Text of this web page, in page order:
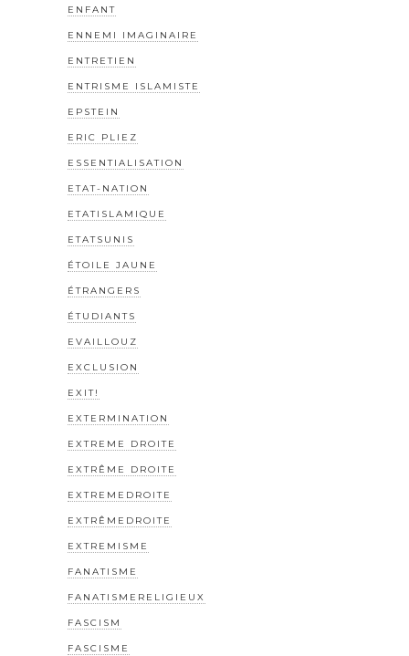
ENFANT
ENNEMI IMAGINAIRE
ENTRETIEN
ENTRISME ISLAMISTE
EPSTEIN
ERIC PLIEZ
ESSENTIALISATION
ETAT-NATION
ETATISLAMIQUE
ETATSUNIS
ÉTOILE JAUNE
ÉTRANGERS
ÉTUDIANTS
EVAILLOUZ
EXCLUSION
EXIT!
EXTERMINATION
EXTREME DROITE
EXTRÊME DROITE
EXTREMEDROITE
EXTRÊMEDROITE
EXTREMISME
FANATISME
FANATISMERELIGIEUX
FASCISM
FASCISME